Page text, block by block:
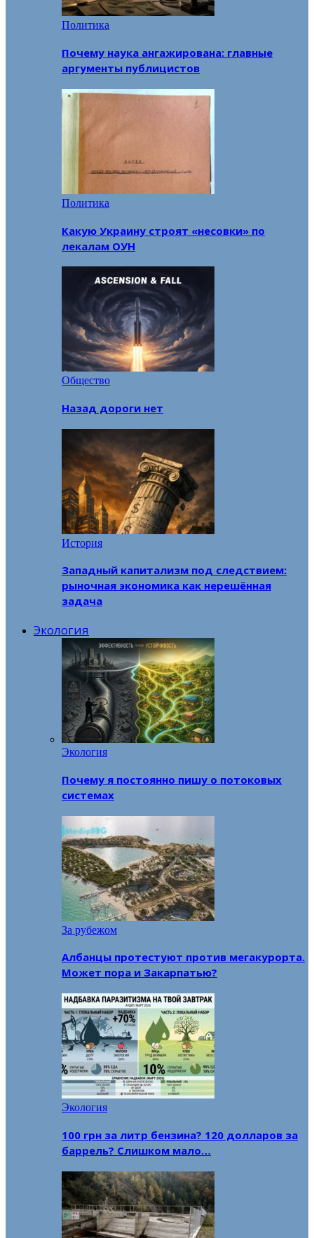
Политика
Почему наука ангажирована: главные
аргументы публицистов
Политика
Какую Украину строят «несовки» по
лекалам ОУН
Общество
Назад дороги нет
История
Западный капитализм под следствием:
рыночная экономика как нерешённая
задача
Экология
Экология
Почему я постоянно пишу о потоковых
системах
За рубежом
Албанцы протестуют против мегакурорта.
Может пора и Закарпатью?
Экология
100 грн за литр бензина? 120 долларов за
баррель? Слишком мало…